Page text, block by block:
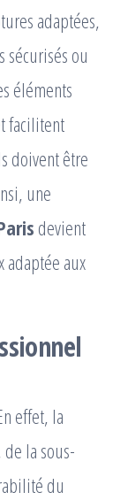
adaptées,
sécurisés ou
éléments
facilitent
doivent être
une
devient
aux
effet, la
la sous-
du